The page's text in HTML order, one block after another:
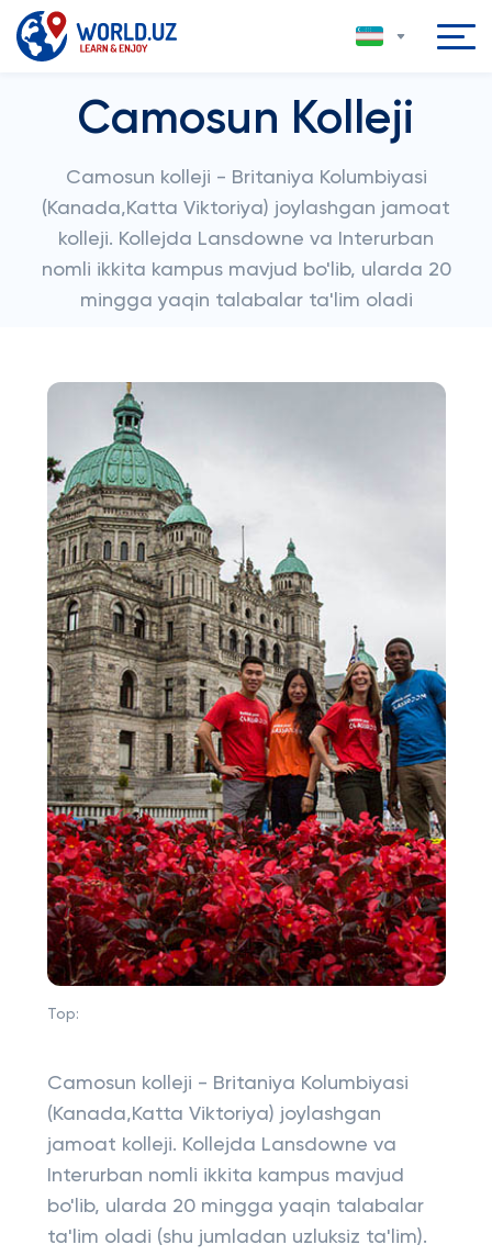
Camosun Kolleji
Camosun kolleji - Britaniya Kolumbiyasi
(Kanada,Katta Viktoriya) joylashgan jamoat
kolleji. Kollejda Lansdowne va Interurban
nomli ikkita kampus mavjud bo'lib, ularda 20
mingga yaqin talabalar ta'lim oladi
Top:
Camosun kolleji - Britaniya Kolumbiyasi
(Kanada,Katta Viktoriya) joylashgan
jamoat kolleji. Kollejda Lansdowne va
Interurban nomli ikkita kampus mavjud
bo'lib, ularda 20 mingga yaqin talabalar
ta'lim oladi (shu jumladan uzluksiz ta'lim).